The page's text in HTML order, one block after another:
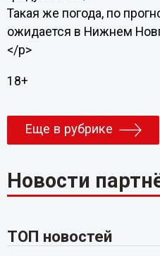
Такая же погода, по
ожидается в Нижнем
</p>
18+
Еще в рубрике
Новости
ТОП новостей